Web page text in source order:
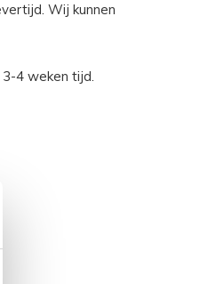
Wij kunnen
4 weken tijd.